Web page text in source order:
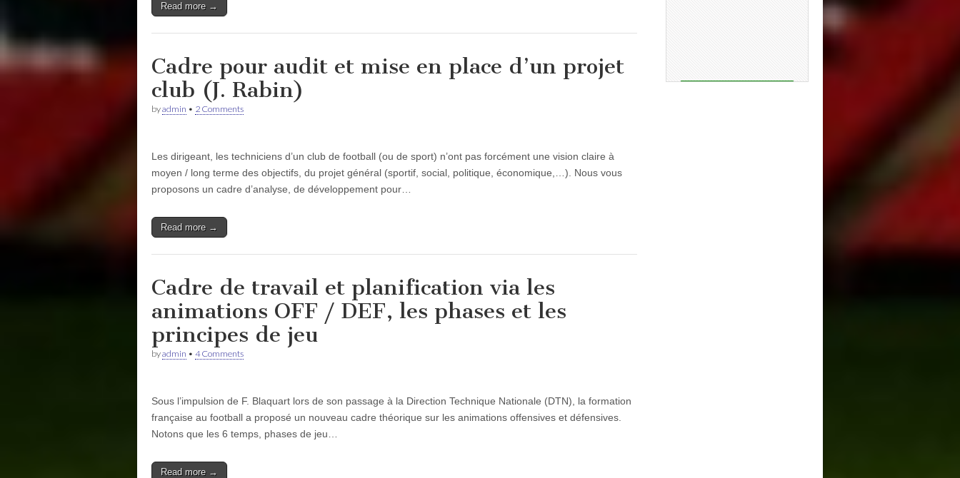
Read more →
Cadre pour audit et mise en place d’un projet
club (J. Rabin)
byadmin • 2 Comments
Les dirigeant, les techniciens d’un club de football (ou de sport) n’ont pas forcément une vision claire à
moyen / long terme des objectifs, du projet général (sportif, social, politique, économique,…). Nous vous
proposons un cadre d’analyse, de développement pour…
Read more →
Cadre de travail et planification via les
animations OFF / DEF, les phases et les
principes de jeu
byadmin • 4 Comments
Sous l’impulsion de F. Blaquart lors de son passage à la Direction Technique Nationale (DTN), la formation
française au football a proposé un nouveau cadre théorique sur les animations offensives et défensives.
Notons que les 6 temps, phases de jeu…
Read more →